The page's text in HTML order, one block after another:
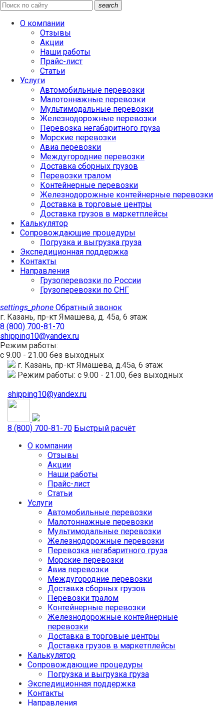
search
О компании
Отзывы
Акции
Наши работы
Прайс-лист
Статьи
Услуги
Автомобильные перевозки
Малотоннажные перевозки
Мультимодальные перевозки
Железнодорожные перевозки
Перевозка негабаритного груза
Морские перевозки
Авиа перевозки
Междугородние перевозки
Доставка сборных грузов
Перевозки тралом
Контейнерные перевозки
Железнодорожные контейнерные перевозки
Доставка в торговые центры
Доставка грузов в маркетплейсы
Калькулятор
Сопровождающие процедуры
Погрузка и выгрузка груза
Экспедиционная поддержка
Контакты
Направления
Грузоперевозки по России
Грузоперевозки по СНГ
settings_phone Обратный звонок
г. Казань, пр-кт Ямашева, д. 45а, 6 этаж
8 (800) 700-81-70
shipping10@yandex.ru
Режим работы:
с 9.00 - 21.00 без выходных
г. Казань, пр-кт Ямашева, д.45а, 6 этаж
Режим работы: с 9.00 - 21.00, без выходных
shipping10@yandex.ru
8 (800) 700-81-70 Быстрый расчёт
О компании
Отзывы
Акции
Наши работы
Прайс-лист
Статьи
Услуги
Автомобильные перевозки
Малотоннажные перевозки
Мультимодальные перевозки
Железнодорожные перевозки
Перевозка негабаритного груза
Морские перевозки
Авиа перевозки
Междугородние перевозки
Доставка сборных грузов
Перевозки тралом
Контейнерные перевозки
Железнодорожные контейнерные
перевозки
Доставка в торговые центры
Доставка грузов в маркетплейсы
Калькулятор
Сопровождающие процедуры
Погрузка и выгрузка груза
Экспедиционная поддержка
Контакты
Направления